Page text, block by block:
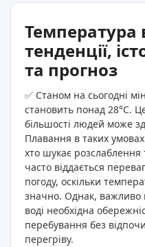
тенденції,
та прогноз
✅ Станом на сьогодні
становить понад 28°C.
більшості людей може
Плавання в таких
хто шукає розслаблення
часто віддається
погоду, оскільки
значно. Однак, важливо
воді необхідна
перебування без
перегріву.